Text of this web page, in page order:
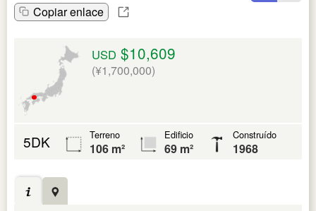
Copiar enlace
USD $10,609
(¥1,700,000)
5DK Terreno
106 m²
Edificio
69 m²
Construído
1968